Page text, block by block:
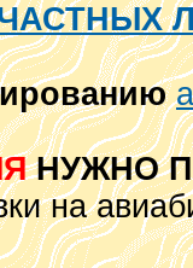
НУЖНО
на